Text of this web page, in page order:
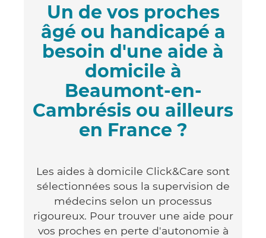
Un de vos proches
âgé ou handicapé a
besoin d'une aide à
domicile à
Beaumont-en-
Cambrésis ou ailleurs
en France ?
Les aides à domicile Click&Care sont
sélectionnées sous la supervision de
médecins selon un processus
rigoureux. Pour trouver une aide pour
vos proches en perte d'autonomie à